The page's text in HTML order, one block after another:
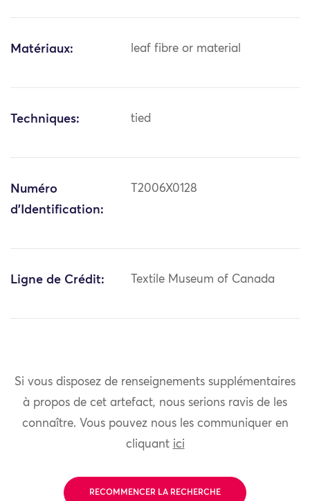
Matériaux: leaf fibre or material
Techniques: tied
Numéro
d'Identification:
T2006X0128
Ligne de Crédit: Textile Museum of Canada
Si vous disposez de renseignements supplémentaires
à propos de cet artefact, nous serions ravis de les
connaître. Vous pouvez nous les communiquer en
cliquant ici
RECOMMENCER LA RECHERCHE